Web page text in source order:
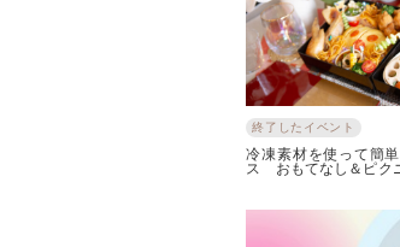
終了したイベント
冷凍素材を使って簡
ス おもてなし＆ピク